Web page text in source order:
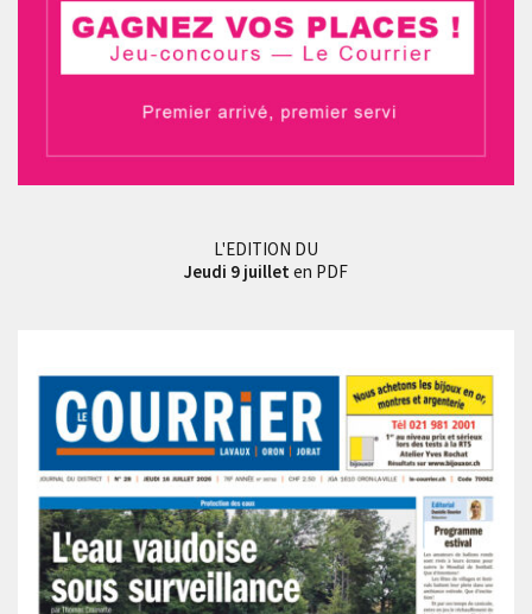
L'EDITION DU
Jeudi 9 juillet en PDF